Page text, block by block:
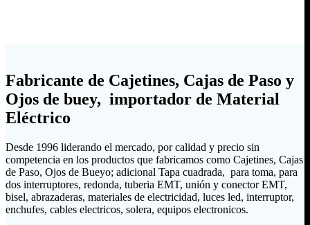
Fabricante de Cajetines, Cajas de Paso y
Ojos de buey, importador de Material
Eléctrico
Desde 1996 liderando el mercado, por calidad y precio sin
competencia en los productos que fabricamos como Cajetines, Cajas
de Paso, Ojos de Bueyo; adicional Tapa cuadrada, para toma, para
dos interruptores, redonda, tuberia EMT, unión y conector EMT,
bisel, abrazaderas, materiales de electricidad, luces led, interruptor,
enchufes, cables electricos, solera, equipos electronicos.